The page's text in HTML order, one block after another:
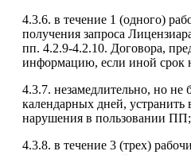
4.3.6. в течение 1 (одного)
получения запроса
пп. 4.2.9-4.2.10. Договора,
информацию, если иной срок
4.3.7. незамедлительно, но не
календарных дней,
нарушения в пользовании ПП;
4.3.8. в течение 3 (трех)